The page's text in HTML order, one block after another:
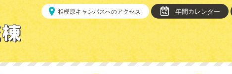
相模原キャンパスへのアクセス 年間カレンダー